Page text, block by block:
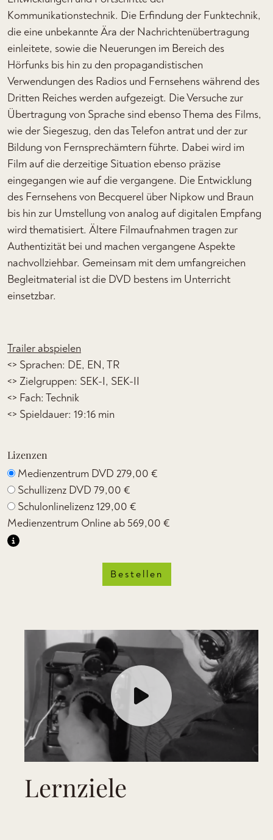
Kommunikationstechnik. Die Erfindung der Funktechnik,
die eine unbekannte Ära der Nachrichtenübertragung
einleitete, sowie die Neuerungen im Bereich des
Hörfunks bis hin zu den propagandistischen
Verwendungen des Radios und Fernsehens während des
Dritten Reiches werden aufgezeigt. Die Versuche zur
Übertragung von Sprache sind ebenso Thema des Films,
wie der Siegeszug, den das Telefon antrat und der zur
Bildung von Fernsprechämtern führte. Dabei wird im
Film auf die derzeitige Situation ebenso präzise
eingegangen wie auf die vergangene. Die Entwicklung
des Fernsehens von Becquerel über Nipkow und Braun
bis hin zur Umstellung von analog auf digitalen Empfang
wird thematisiert. Ältere Filmaufnahmen tragen zur
Authentizität bei und machen vergangene Aspekte
nachvollziehbar. Gemeinsam mit dem umfangreichen
Begleitmaterial ist die DVD bestens im Unterricht
einsetzbar.
Trailer abspielen
<> Sprachen: DE, EN, TR
<> Zielgruppen: SEK-I, SEK-II
<> Fach: Technik
<> Spieldauer: 19:16 min
Lizenzen
Medienzentrum DVD 279,00 €
Schullizenz DVD 79,00 €
Schulonlinelizenz129,00 €
Medienzentrum Online ab569,00 €
Bestellen
Lernziele